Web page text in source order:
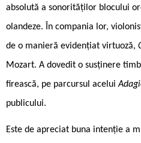
absolută a sonorităților blocului
olandeze. În compania lor,
de o manieră evidențiat virtuoză,
Mozart. A dovedit o susținere
firească, pe parcursul acelui
publicului.
Este de apreciat buna intenție a